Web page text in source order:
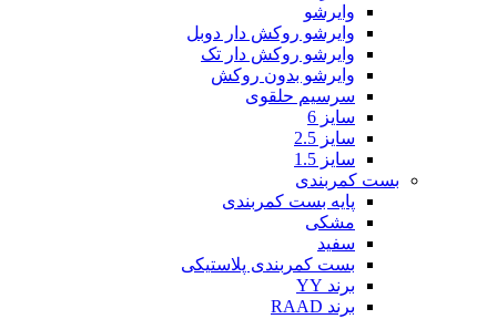
وایرشو
وایرشو روکش دار دوبل
وایرشو روکش دار تک
وایرشو بدون روکش
سرسیم حلقوی
سایز 6
سایز 2.5
سایز 1.5
بست کمربندی
پایه بست کمربندی
مشکی
سفید
بست کمربندی پلاستیکی
برند YY
برند RAAD